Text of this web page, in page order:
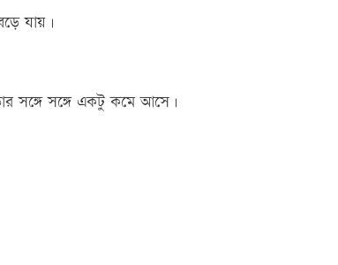
যায়।
সঙ্গে সঙ্গে একটু কমে আসে।